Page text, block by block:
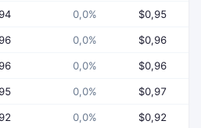
0,0% $0,95
0,0% $0,96
0,0% $0,96
0,0% $0,97
0,0% $0,92